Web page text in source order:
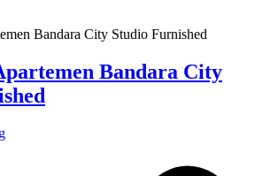
Bandara City